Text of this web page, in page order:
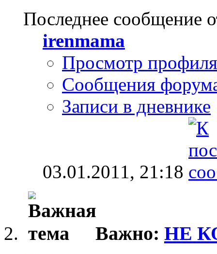
Последнее сообщение
irenmama
Просмотр профиля
Сообщения
Записи в дневнике
03.01.2011, 21:18
Важно: НЕ